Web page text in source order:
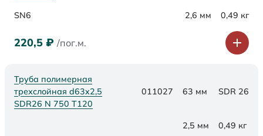
SN6 2,6 мм 0,49 кг
220,5 ₽ /пог.м.
Труба полимерная
трехслойная d63x2,5
SDR26 N 750 Т120
011027 63 мм SDR 26
2,5 мм 0,49 кг